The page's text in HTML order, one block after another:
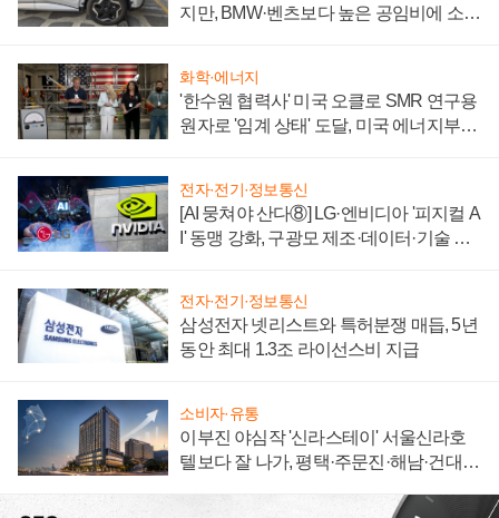
지만, BMW·벤츠보다 높은 공임비에 소비
화학·에너지
'한수원 협력사' 미국 오클로 SMR 연구용
원자로 '임계 상태' 도달, 미국 에너지부
전자·전기·정보통신
[AI 뭉쳐야 산다⑧] LG·엔비디아 '피지컬 A
I' 동맹 강화, 구광모 제조·데이터·기술 결
전자·전기·정보통신
삼성전자 넷리스트와 특허분쟁 매듭, 5년
동안 최대 1.3조 라이선스비 지급
소비자·유통
이부진 야심작 '신라스테이' 서울신라호
텔보다 잘 나가, 평택·주문진·해남·건대로